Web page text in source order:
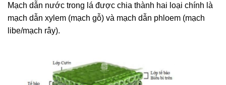
Mạch dẫn nước trong lá được chia thành hai loại chính là
mạch dẫn xylem (mạch gỗ) và mạch dẫn phloem (mạch
libe/mạch rây).